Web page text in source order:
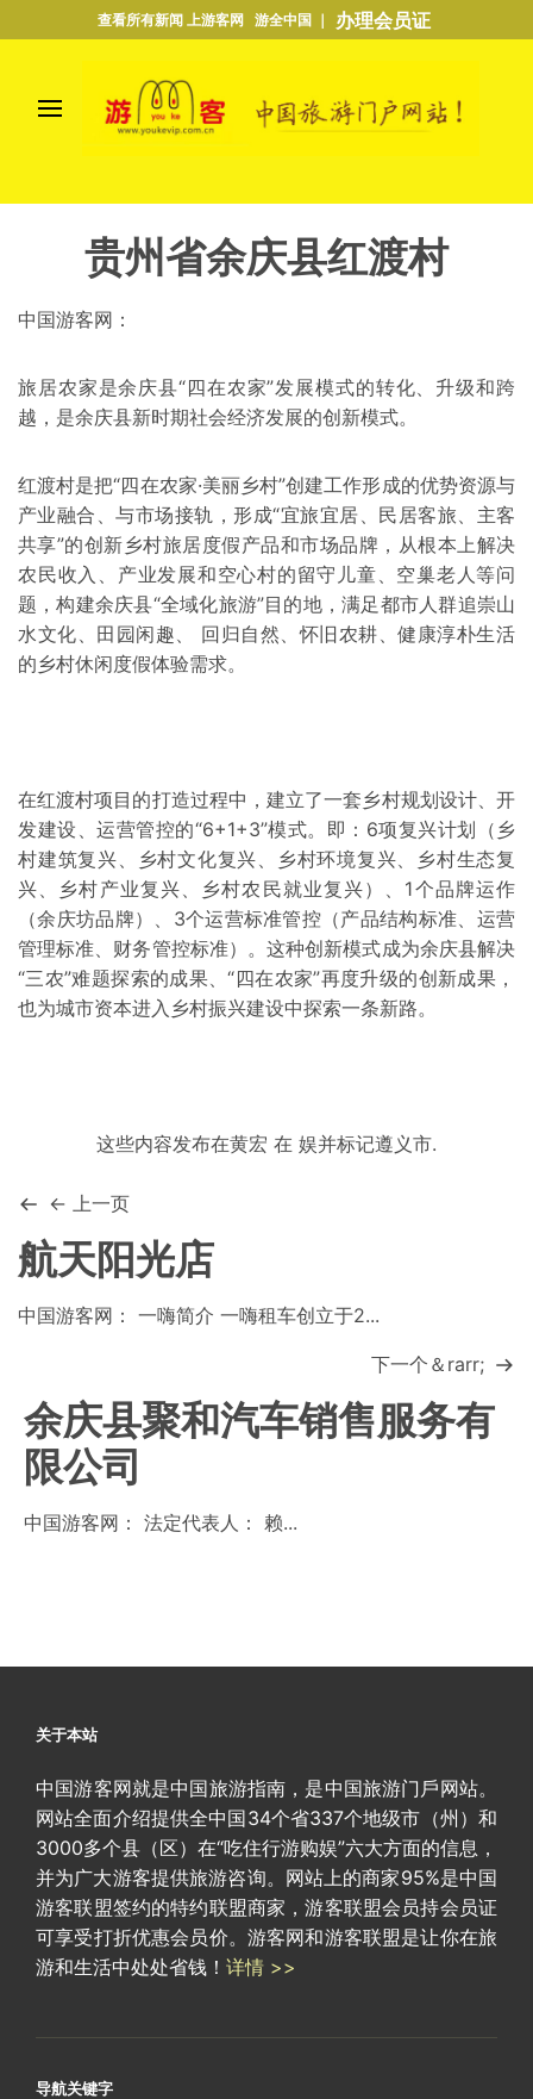
查看所有新闻 上游客网 游全中国 ｜ 办理会员证
贵州省余庆县红渡村
中国游客网：
旅居农家是余庆县“四在农家”发展模式的转化、升级和跨
越，是余庆县新时期社会经济发展的创新模式。
红渡村是把“四在农家·美丽乡村”创建工作形成的优势资源与
产业融合、与市场接轨，形成“宜旅宜居、民居客旅、主客
共享”的创新乡村旅居度假产品和市场品牌，从根本上解决
农民收入、产业发展和空心村的留守儿童、空巢老人等问
题，构建余庆县“全域化旅游”目的地，满足都市人群追崇山
水文化、田园闲趣、 回归自然、怀旧农耕、健康淳朴生活
的乡村休闲度假体验需求。
在红渡村项目的打造过程中，建立了一套乡村规划设计、开
发建设、运营管控的“6+1+3”模式。即：6项复兴计划（乡
村建筑复兴、乡村文化复兴、乡村环境复兴、乡村生态复
兴、乡村产业复兴、乡村农民就业复兴）、1个品牌运作
（余庆坊品牌）、3个运营标准管控（产品结构标准、运营
管理标准、财务管控标准）。这种创新模式成为余庆县解决
“三农”难题探索的成果、“四在农家”再度升级的创新成果，
也为城市资本进入乡村振兴建设中探索一条新路。
这些内容发布在黄宏 在 娱并标记遵义市.
← 上一页
航天阳光店
中国游客网： 一嗨简介 一嗨租车创立于2...
下一个＆rarr;
余庆县聚和汽车销售服务有
限公司
中国游客网： 法定代表人： 赖...
关于本站
中国游客网就是中国旅游指南，是中国旅游门戶网站。
网站全面介绍提供全中国34个省337个地级市（州）和
3000多个县（区）在“吃住行游购娱”六大方面的信息，
并为广大游客提供旅游咨询。网站上的商家95%是中国
游客联盟签约的特约联盟商家，游客联盟会员持会员证
可享受打折优惠会员价。游客网和游客联盟是让你在旅
游和生活中处处省钱！ 详情 >>
导航关键字